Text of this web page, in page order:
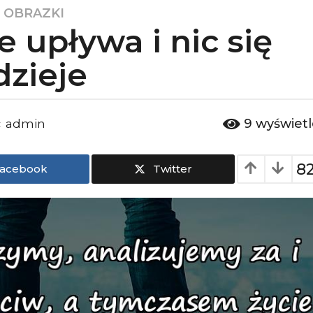
OBRAZKI
upływa i nic się
admin 9
Twitter